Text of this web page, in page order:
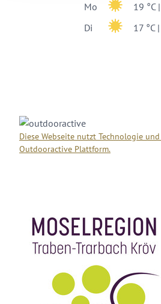
Mo
19 °C
Di
17 °C
Diese Webseite nutzt Technologie
Outdooractive Plattform.